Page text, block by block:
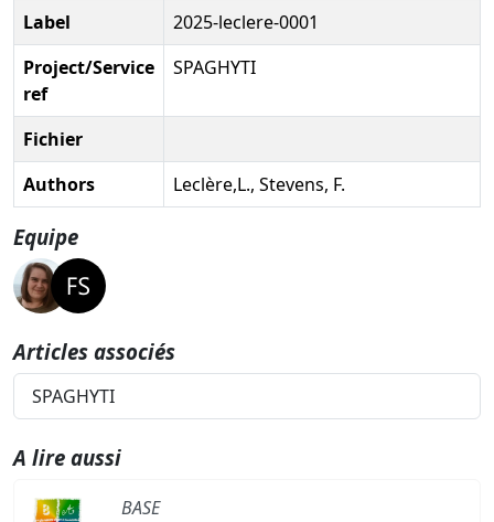
Label
2025-leclere-0001
Project/Service
ref
SPAGHYTI
Fichier
Authors
Leclère,L., Stevens, F.
Equipe
Articles associés
SPAGHYTI
A lire aussi
BASE